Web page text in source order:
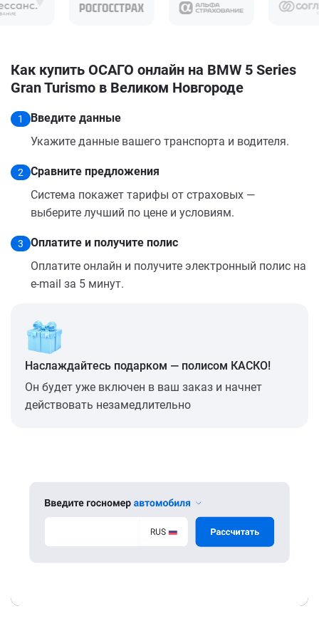
Как купить ОСАГО онлайн на BMW 5 Series
Gran Turismo в Великом Новгороде
1
Введите данные
Укажите данные вашего транспорта и водителя.
2
Сравните предложения
Система покажет тарифы от страховых —
выберите лучший по цене и условиям.
3
Оплатите и получите полис
Оплатите онлайн и получите электронный полис на
e-mail за 5 минут.
Наслаждайтесь подарком — полисом КАСКО!
Он будет уже включен в ваш заказ и начнет
действовать незамедлительно